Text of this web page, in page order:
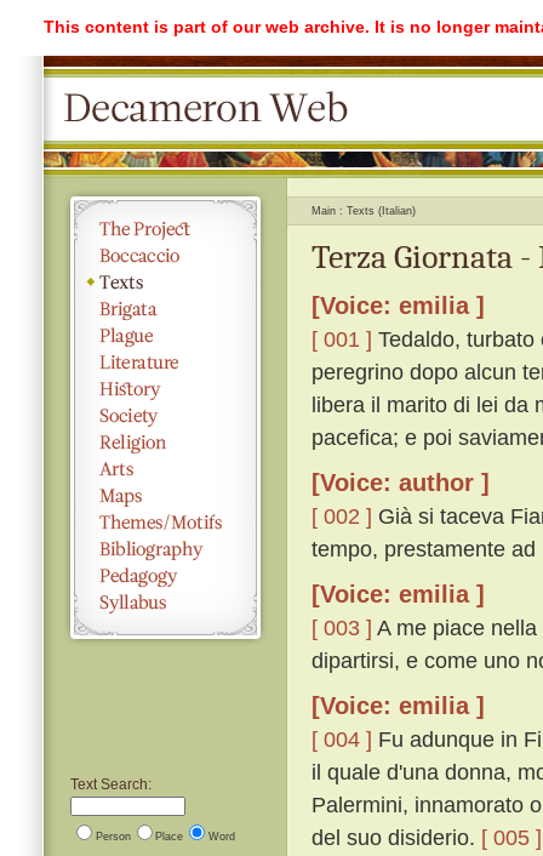
This content is part of our web archive. It is no longer
Text Search:
Person Place Word
Main Texts (Italian)
Terza Giornata
[Voice: emilia ]
[ 001 ] Tedaldo,
peregrino dopo alcun
libera il marito di lei da
pacefica; e poi
[Voice: author ]
[ 002 ] Già si taceva
tempo, prestamente
[Voice: emilia ]
[ 003 ] A me piace
dipartirsi, e come uno
[Voice: emilia ]
[ 004 ] Fu adunque in
il quale d'una donna,
Palermini, innamorato
del suo disiderio. [ 005 ]